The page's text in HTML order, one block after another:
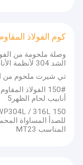
كوم الفولاذ
وصلة ملحومة من
الشد 304 لأنظمة الأنابيب الصناعية
تي شيرت ملحوم من
أنابيب لحام الظهر5
للصدأ المساواة
المناسب MT23